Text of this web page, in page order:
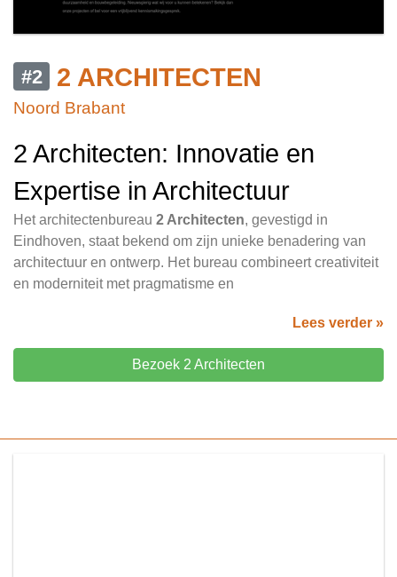
#2 2 ARCHITECTEN
Noord Brabant
2 Architecten: Innovatie en
Expertise in Architectuur
Het architectenbureau 2 Architecten, gevestigd in
Eindhoven, staat bekend om zijn unieke benadering van
architectuur en ontwerp. Het bureau combineert creativiteit
en moderniteit met pragmatisme en
Lees verder »
Bezoek 2 Architecten